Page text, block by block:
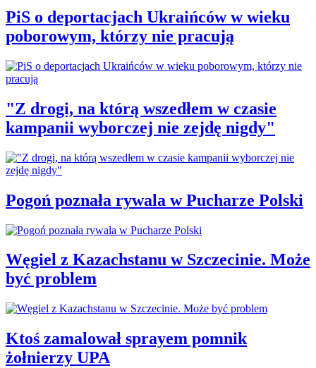
PiS o deportacjach Ukraińców w wieku
poborowym, którzy nie pracują
"Z drogi, na którą wszedłem w czasie
kampanii wyborczej nie zejdę nigdy"
Pogoń poznała rywala w Pucharze Polski
Węgiel z Kazachstanu w Szczecinie. Może
być problem
Ktoś zamalował sprayem pomnik
żołnierzy UPA